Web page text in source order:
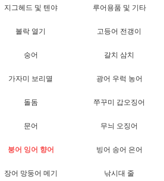
지그헤드 및 텐야 루어용품 및 기타
볼락 열기 고등어 전갱이
숭어 갈치 삼치
가자미 보리멸 광어 우럭 농어
돌돔 쭈꾸미 갑오징어
문어 무늬 오징어
붕어 잉어 향어 빙어 송어 은어
장어 망둥어 메기 낚시대 줄